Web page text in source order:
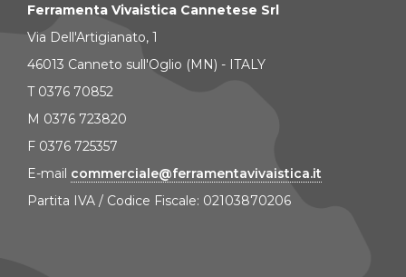
Ferramenta Vivaistica Cannetese Srl
Via Dell'Artigianato, 1
46013 Canneto sull'Oglio (MN) - ITALY
T 0376 70852
M 0376 723820
F 0376 725357
E-mail commerciale@ferramentavivaistica.it
Partita IVA / Codice Fiscale: 02103870206